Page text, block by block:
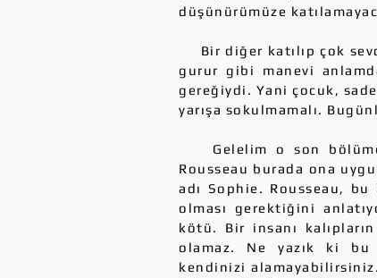
düşünürümüze
Bir diğer katılıp çok
gurur gibi manevi
gereğiydi. Yani çocuk,
yarışa sokulmamalı.
Gelelim o son bölüme.
Rousseau burada ona
adı Sophie. Rousseau,
olması gerektiğini
kötü. Bir insanı
olamaz. Ne yazık ki bu
kendinizi